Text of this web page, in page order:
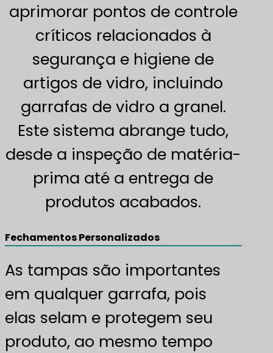
aprimorar pontos de controle
críticos relacionados à
segurança e higiene de
artigos de vidro, incluindo
garrafas de vidro a granel.
Este sistema abrange tudo,
desde a inspeção de matéria-
prima até a entrega de
produtos acabados.
Fechamentos Personalizados
As tampas são importantes
em qualquer garrafa, pois
elas selam e protegem seu
produto, ao mesmo tempo